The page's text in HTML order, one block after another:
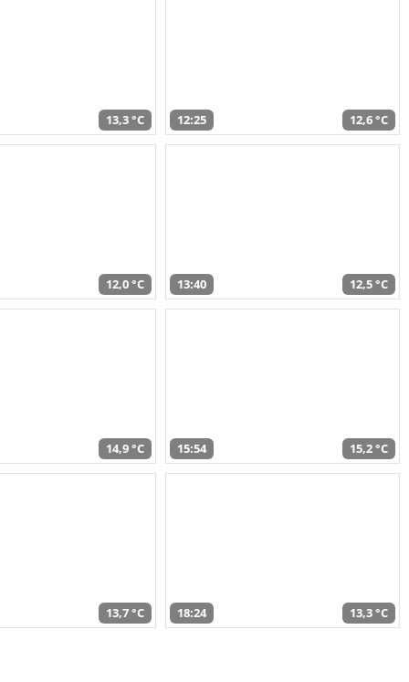
13,3 °C 12:25 12,6 °C
12,0 °C 13:40 12,5 °C
14,9 °C 15:54 15,2 °C
13,7 °C 18:24 13,3 °C